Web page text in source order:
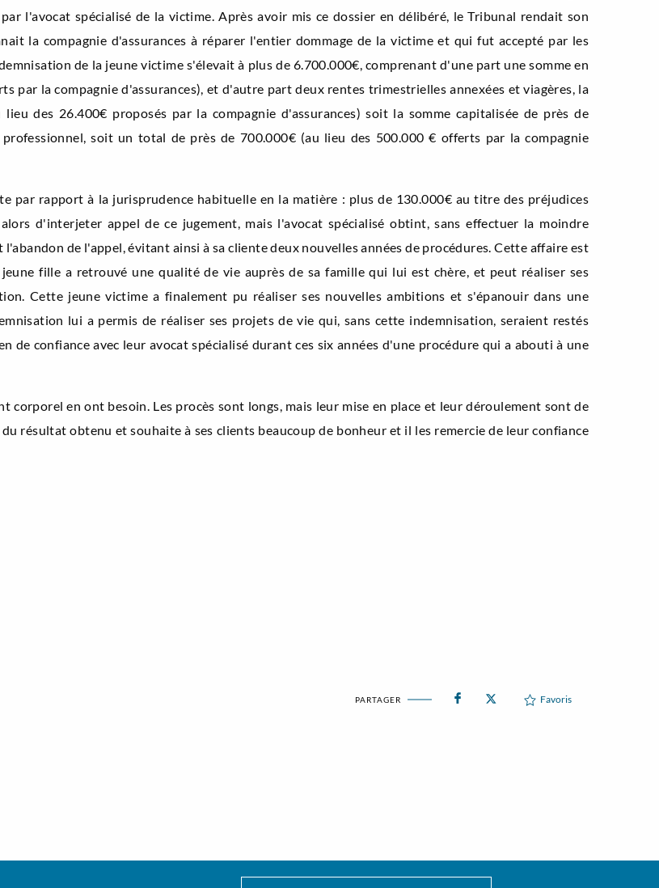
l'avocat spécialisé de la victime. Après avoir mis ce dossier en délibéré, le Tribunal rendait son
la compagnie d'assurances à réparer l'entier dommage de la victime et qui fut accepté par les
de la jeune victime s'élevait à plus de 6.700.000€, comprenant d'une part une somme en
par la compagnie d'assurances), et d'autre part deux rentes trimestrielles annexées et viagères, la
des 26.400€ proposés par la compagnie d'assurances) soit la somme capitalisée de près de
soit un total de près de 700.000€ (au lieu des 500.000 € offerts par la compagnie
par rapport à la jurisprudence habituelle en la matière : plus de 130.000€ au titre des préjudices
d'interjeter appel de ce jugement, mais l'avocat spécialisé obtint, sans effectuer la moindre
de l'appel, évitant ainsi à sa cliente deux nouvelles années de procédures. Cette affaire est
fille a retrouvé une qualité de vie auprès de sa famille qui lui est chère, et peut réaliser ses
Cette jeune victime a finalement pu réaliser ses nouvelles ambitions et s'épanouir dans une
lui a permis de réaliser ses projets de vie qui, sans cette indemnisation, seraient restés
de confiance avec leur avocat spécialisé durant ces six années d'une procédure qui a abouti à une
corporel en ont besoin. Les procès sont longs, mais leur mise en place et leur déroulement sont de
résultat obtenu et souhaite à ses clients beaucoup de bonheur et il les remercie de leur confiance
PARTAGER Favoris